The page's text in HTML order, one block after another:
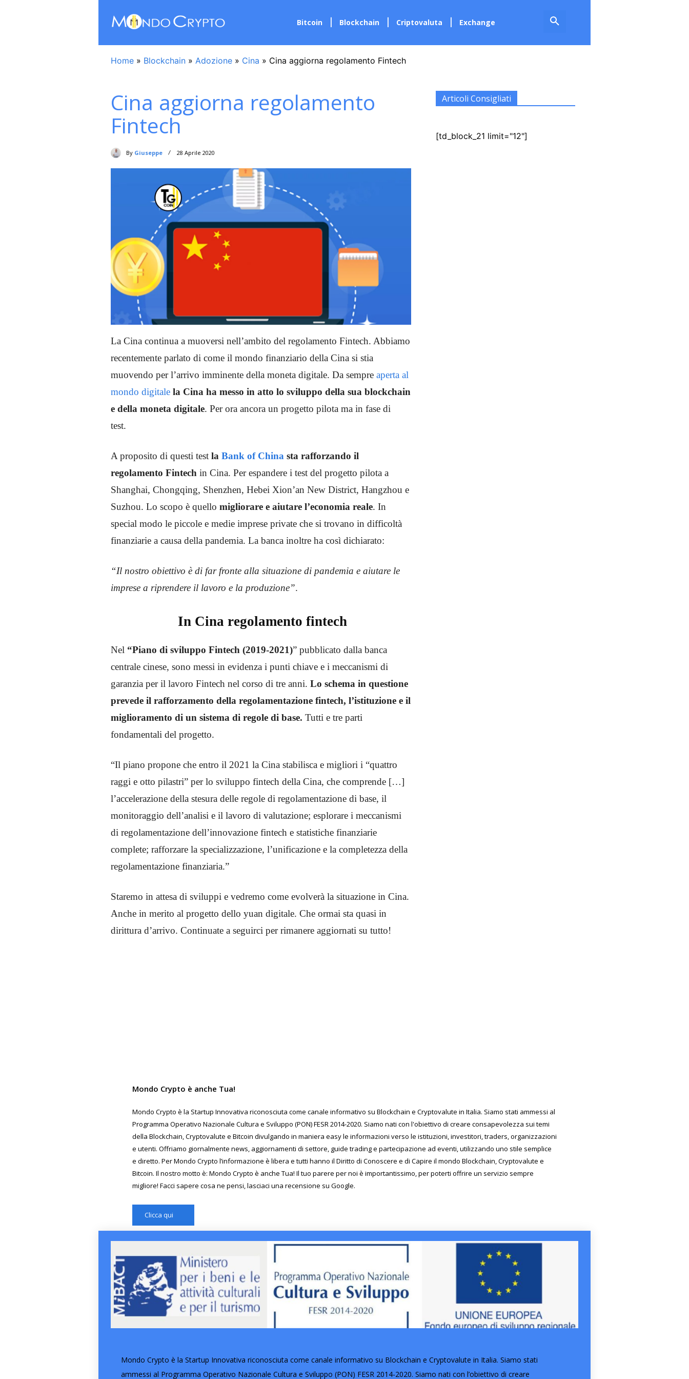
Bitcoin Blockchain Criptovaluta Exchange
Home » Blockchain » Adozione » Cina » Cina aggiorna regolamento Fintech
Cina aggiorna regolamento
Fintech
By Giuseppe 28 Aprile 2020
La Cina continua a muoversi nell’ambito del regolamento Fintech. Abbiamo
recentemente parlato di come il mondo finanziario della Cina si stia
muovendo per l’arrivo imminente della moneta digitale. Da sempre aperta al
mondo digitale la Cina ha messo in atto lo sviluppo della sua blockchain
e della moneta digitale. Per ora ancora un progetto pilota ma in fase di
test.
A proposito di questi test la Bank of China sta rafforzando il
regolamento Fintech in Cina. Per espandere i test del progetto pilota a
Shanghai, Chongqing, Shenzhen, Hebei Xion’an New District, Hangzhou e
Suzhou. Lo scopo è quello migliorare e aiutare l’economia reale. In
special modo le piccole e medie imprese private che si trovano in difficoltà
finanziarie a causa della pandemia. La banca inoltre ha così dichiarato:
“Il nostro obiettivo è di far fronte alla situazione di pandemia e aiutare le
imprese a riprendere il lavoro e la produzione”.
In Cina regolamento fintech
Nel “Piano di sviluppo Fintech (2019-2021)” pubblicato dalla banca
centrale cinese, sono messi in evidenza i punti chiave e i meccanismi di
garanzia per il lavoro Fintech nel corso di tre anni. Lo schema in questione
prevede il rafforzamento della regolamentazione fintech, l’istituzione e il
miglioramento di un sistema di regole di base. Tutti e tre parti
fondamentali del progetto.
“Il piano propone che entro il 2021 la Cina stabilisca e migliori i “quattro
raggi e otto pilastri” per lo sviluppo fintech della Cina, che comprende […]
l’accelerazione della stesura delle regole di regolamentazione di base, il
monitoraggio dell’analisi e il lavoro di valutazione; esplorare i meccanismi
di regolamentazione dell’innovazione fintech e statistiche finanziarie
complete; rafforzare la specializzazione, l’unificazione e la completezza della
regolamentazione finanziaria.”
Staremo in attesa di sviluppi e vedremo come evolverà la situazione in Cina.
Anche in merito al progetto dello yuan digitale. Che ormai sta quasi in
dirittura d’arrivo. Continuate a seguirci per rimanere aggiornati su tutto!
Articoli Consigliati
[td_block_21 limit="12"]
Mondo Crypto è anche Tua!
Mondo Crypto è la Startup Innovativa riconosciuta come canale informativo su Blockchain e Cryptovalute in Italia. Siamo stati ammessi al
Programma Operativo Nazionale Cultura e Sviluppo (PON) FESR 2014-2020. Siamo nati con l'obiettivo di creare consapevolezza sui temi
della Blockchain, Cryptovalute e Bitcoin divulgando in maniera easy le informazioni verso le istituzioni, investitori, traders, organizzazioni
e utenti. Offriamo giornalmente news, aggiornamenti di settore, guide trading e partecipazione ad eventi, utilizzando uno stile semplice
e diretto. Per Mondo Crypto l’informazione è libera e tutti hanno il Diritto di Conoscere e di Capire il mondo Blockchain, Cryptovalute e
Bitcoin. Il nostro motto è: Mondo Crypto è anche Tua! Il tuo parere per noi è importantissimo, per poterti offrire un servizio sempre
migliore! Facci sapere cosa ne pensi, lasciaci una recensione su Google.
Clicca qui
Mondo Crypto è la Startup Innovativa riconosciuta come canale informativo su Blockchain e Cryptovalute in Italia. Siamo stati
ammessi al Programma Operativo Nazionale Cultura e Sviluppo (PON) FESR 2014-2020. Siamo nati con l’obiettivo di creare